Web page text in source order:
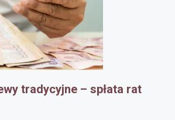
tradycyjne – spłata rat